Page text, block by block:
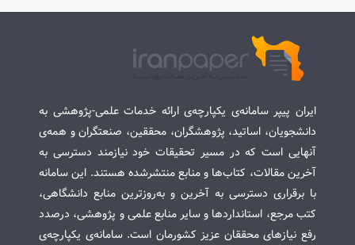
ایران پیپر سامانه‌ی یکپارچه‌ی ارائه خدمات علمی-پژوهشی به
دانشجویان، اساتید، پژوهشگران، محققین، صنعتگران و همه‌ی
آنهایی است که در مسیر تحقیقات خود نیازمند دسترسی به
آخرین مقالات، کتاب‌ها و منابع منتشرشده هستند. این سامانه
با برقراری دسترسی به آخرین و به‌روزترین منابع دانشگاهی،
کتب مرجع، استانداردها و سایر منابع علمی و پژوهشی، درصدد
رفع نیازهای محققان عزیز کشورمان است. سامانه‌ی یکپارچه‌ی